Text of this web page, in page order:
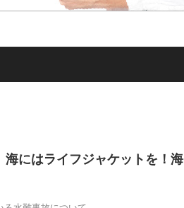
にはライフジャケットを！海